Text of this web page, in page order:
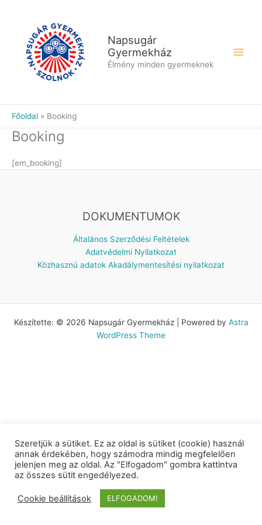
Napsugár
Gyermekház
Élmény minden gyermeknek
Főoldal Booking
Booking
[em_booking]
DOKUMENTUMOK
Általános Szerződési Feltételek
Adatvédelmi Nyilatkozat
Közhasznú adatok Akadálymentesítési nyilatkozat
Készítette: © 2026 Napsugár Gyermekház | Powered by Astra
WordPress Theme
Szeretjük a sütiket. Ez az oldal is sütiket (cookie) használ
annak érdekében, hogy számodra mindig megfelelően
jelenjen meg az oldal. Az "Elfogadom" gombra kattintva
az összes sütit engedélyezed.
Cookie beállítások ELFOGADOM!